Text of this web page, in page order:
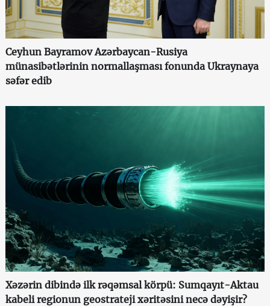
Ceyhun Bayramov Azərbaycan-Rusiya
münasibətlərinin normallaşması fonunda Ukraynaya
səfər edib
Xəzərin dibində ilk rəqəmsal körpü: Sumqayıt-Aktau
kabeli regionun geostrateji xəritəsini necə dəyişir?